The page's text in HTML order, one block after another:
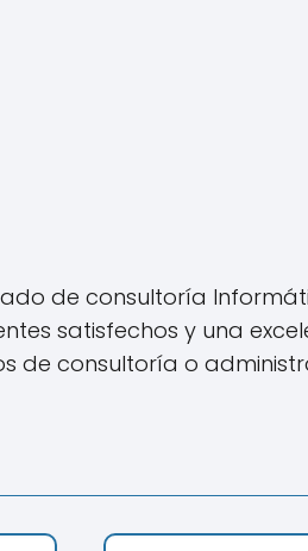
de consultoría
satisfechos y una
de consultoría o